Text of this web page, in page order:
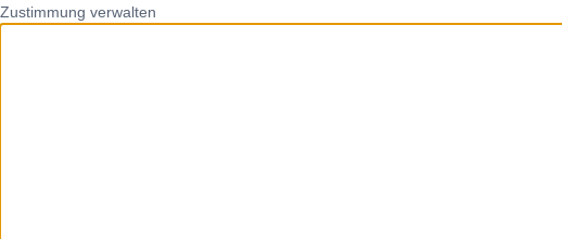
Zustimmung verwalten